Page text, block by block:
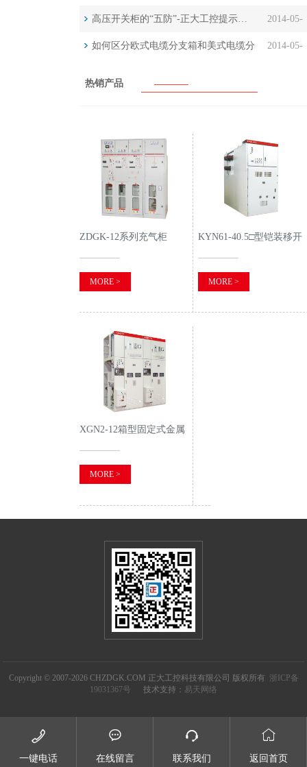
解读… 23
高压开关柜的“五防”-正大工控提示… 2014-05-
23
如何区分欧式电缆分支箱和美式电缆分 2014-05-
热销产品
ZDGK-12系列充气柜
MORE >
KYN61-40.5□型铠装移开
式交流金属封闭开关设备
MORE >
XGN2-12箱型固定式金属
封闭开关设备
MORE >
Copyright © 2007-2026 CHZDGK.COM 正大工控科技有限公司 版权所有 浙ICP备
19031367号 技术支持： 易天网络

一键电话

在线留言

联系我们

返回首页